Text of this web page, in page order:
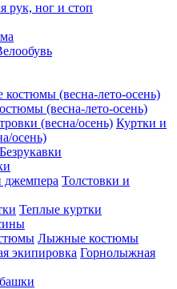
рук, ног и стоп
(весна-лето-осень)
Куртки и
осень)
Безрукавки
Толстовки и
Теплые куртки
Лыжные костюмы
Горнолыжная